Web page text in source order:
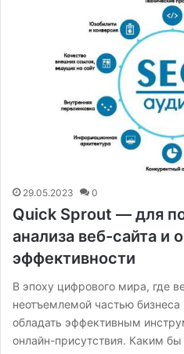
29.05.2023 0
Quick Sprout — для
анализа веб-сайта и
эффективности
В эпоху цифрового мира, где
неотъемлемой частью
обладать эффективным
онлайн-присутствия. Каким